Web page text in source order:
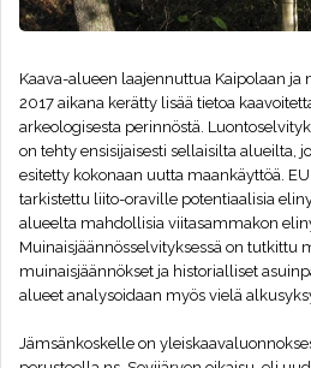
Kaava-alueen laajennuttua Kaipolaan ja
2017 aikana kerätty lisää tietoa
arkeologisesta perinnöstä.
on tehty ensisijaisesti sellaisilta alueilta,
esitetty kokonaan uutta maankäyttöä.
tarkistettu liito-oraville potentiaalisia
alueelta mahdollisia viitasammakon
Muinaisjäännösselvityksessä on tutkittu
muinaisjäännökset ja historialliset
alueet analysoidaan myös vielä
Jämsänkoskelle on